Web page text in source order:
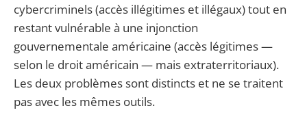
cybercriminels (accès illégitimes et illégaux) tout en
restant vulnérable à une injonction
gouvernementale américaine (accès légitimes —
selon le droit américain — mais extraterritoriaux).
Les deux problèmes sont distincts et ne se traitent
pas avec les mêmes outils.